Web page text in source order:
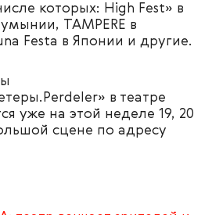
которых: High Fest» в
TAMPERE в
Festa в Японии и другие.
в театре
ся уже на этой неделе 19, 20
сцене по адресу